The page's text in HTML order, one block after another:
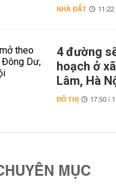
NHÀ ĐẤT
4 đường
hoạch ở
Lâm, Hà
ĐÔ THỊ 17:50 |
MỤC